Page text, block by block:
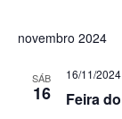
novembro 2024
SÁB
16 Feira
16/11/